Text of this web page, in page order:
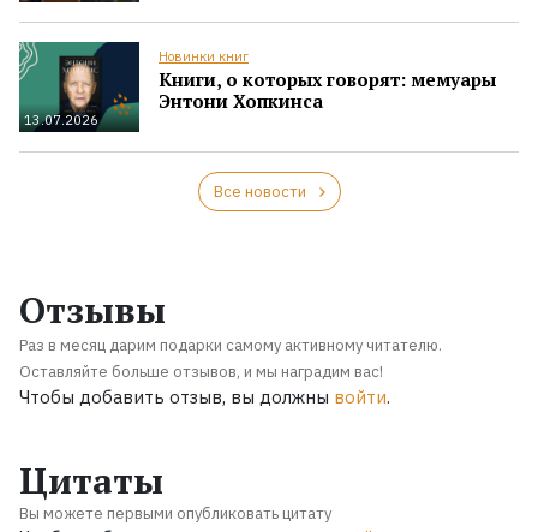
13.07.2026
Новинки книг
Книги, о которых говорят: мемуары
Энтони Хопкинса
Все новости
Отзывы
Раз в месяц дарим подарки самому активному читателю.
Оставляйте больше отзывов, и мы наградим вас!
Чтобы добавить отзыв, вы должны войти.
Цитаты
Вы можете первыми опубликовать цитату